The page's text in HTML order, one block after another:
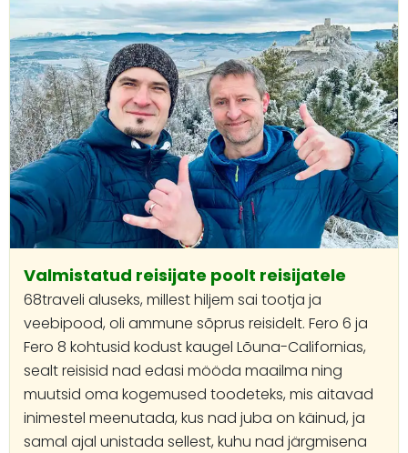
Valmistatud reisijate poolt reisijatele
68traveli aluseks, millest hiljem sai tootja ja
veebipood, oli ammune sõprus reisidelt. Fero 6 ja
Fero 8 kohtusid kodust kaugel Lõuna-Californias,
sealt reisisid nad edasi mööda maailma ning
muutsid oma kogemused toodeteks, mis aitavad
inimestel meenutada, kus nad juba on käinud, ja
samal ajal unistada sellest, kuhu nad järgmisena